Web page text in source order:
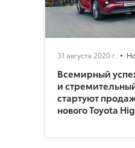
31 августа 2020 г.
Всемирный
и
стартуют
нового Toyota